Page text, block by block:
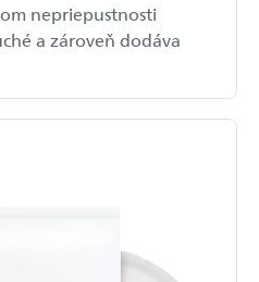
nepriepustnosti
a zároveň dodáva